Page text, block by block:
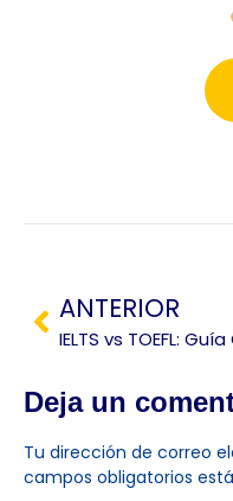
ANTERIOR
Deja un
Tu dirección de correo
campos obligatorios